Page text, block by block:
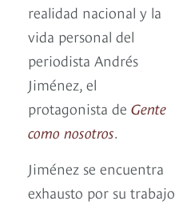
realidad nacional y la
vida personal del
periodista Andrés
Jiménez, el
protagonista de Gente
como nosotros.
Jiménez se encuentra
exhausto por su trabajo